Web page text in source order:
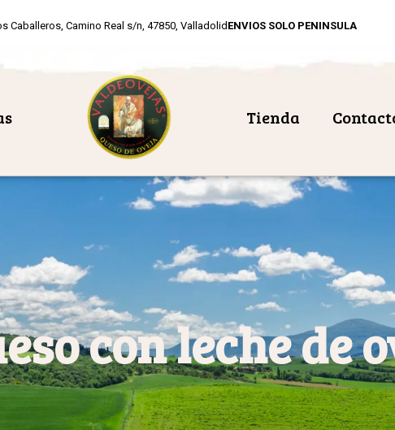
Caballeros, Camino Real s/n, 47850, ValladolidENVIOS SOLO PENINSULA
Tienda
con leche de